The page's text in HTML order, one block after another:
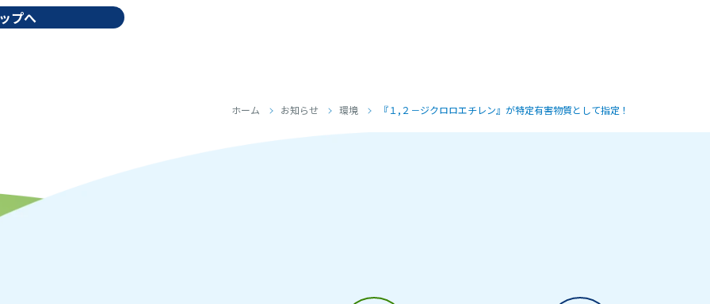
プへ
ホーム お知らせ 環境 『１,２－ジクロロエチレン』が特定有害物質として指定！